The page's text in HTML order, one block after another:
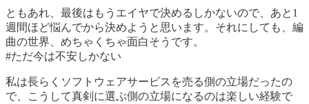
ともあれ、最後はもうエイヤで決めるしかないので、あと1
週間ほど悩んでから決めようと思います。それにしても、編
曲の世界、めちゃくちゃ面白そうです。
#ただ今は不安しかない
私は長らくソフトウェアサービスを売る側の立場だったの
で、こうして真剣に選ぶ側の立場になるのは楽しい経験で